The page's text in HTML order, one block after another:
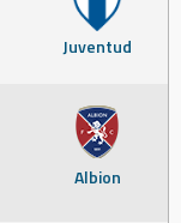
Juventud
Albion